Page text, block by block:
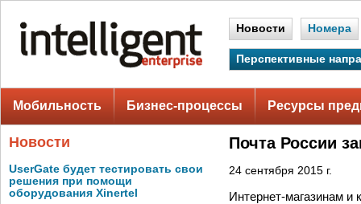
Новости Номера
Перспективные
Мобильность Бизнес-процессы Ресурсы
Новости
UserGate будет тестировать свои
решения при помощи
оборудования Xinertel
Почта России
24 сентября 2015 г.
Интернет-магазинам и